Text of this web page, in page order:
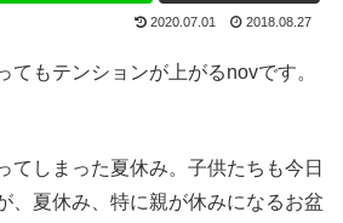
2020.07.01 2018.08.27
てもテンションが上がるnovです。
てしまった夏休み。子供たちも今日
、夏休み、特に親が休みになるお盆